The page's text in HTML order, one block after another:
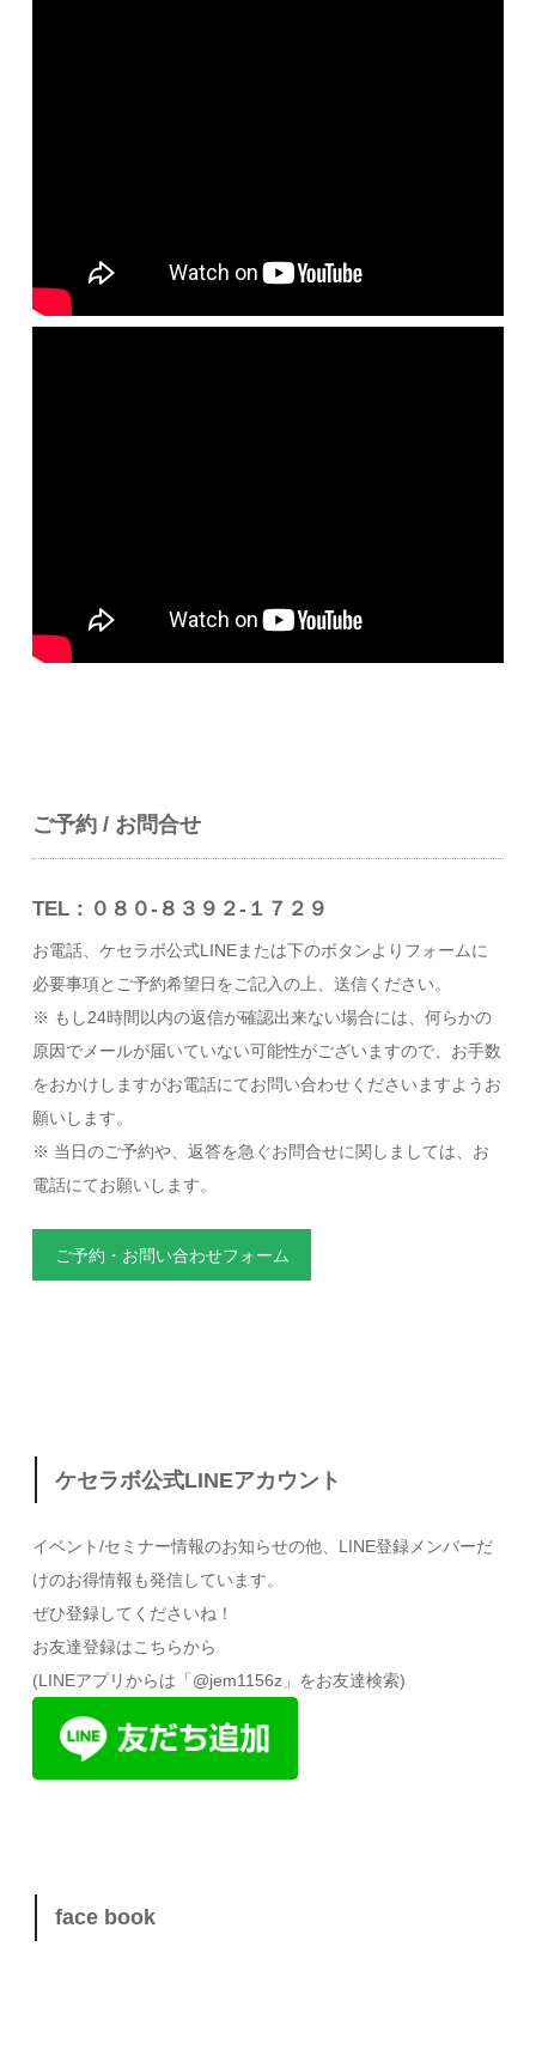
ご予約 / お問合せ
TEL：０８０-８３９２-１７２９
お電話、ケセラボ公式LINEまたは下のボタンよりフォームに
必要事項とご予約希望日をご記入の上、送信ください。
※ もし24時間以内の返信が確認出来ない場合には、何らかの
原因でメールが届いていない可能性がございますので、お手数
をおかけしますがお電話にてお問い合わせくださいますようお
願いします。
※ 当日のご予約や、返答を急ぐお問合せに関しましては、お
電話にてお願いします。
ご予約・お問い合わせフォーム
ケセラボ公式LINEアカウント
イベント/セミナー情報のお知らせの他、LINE登録メンバーだ
けのお得情報も発信しています。
ぜひ登録してくださいね！
お友達登録はこちらから
(LINEアプリからは「@jem1156z」をお友達検索)
face book